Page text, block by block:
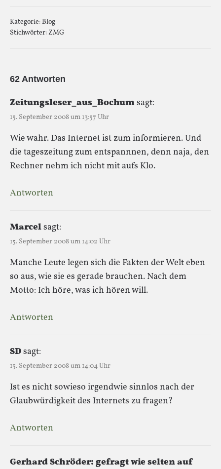
Kategorie:Blog
Stichwörter: ZMG
62 Antworten
Zeitungsleser_aus_Bochumsagt:
15. September 2008 um 13:57 Uhr
Wie wahr. Das Internet ist zum informieren. Und
die tageszeitung zum entspannnen, denn naja, den
Rechner nehm ich nicht mit aufs Klo.
Antworten
Marcelsagt:
15. September 2008 um 14:02 Uhr
Manche Leute legen sich die Fakten der Welt eben
so aus, wie sie es gerade brauchen. Nach dem
Motto: Ich höre, was ich hören will.
Antworten
SDsagt:
15. September 2008 um 14:04 Uhr
Ist es nicht sowieso irgendwie sinnlos nach der
Glaubwürdigkeit des Internets zu fragen?
Antworten
Gerhard Schröder: gefragt wie selten auf